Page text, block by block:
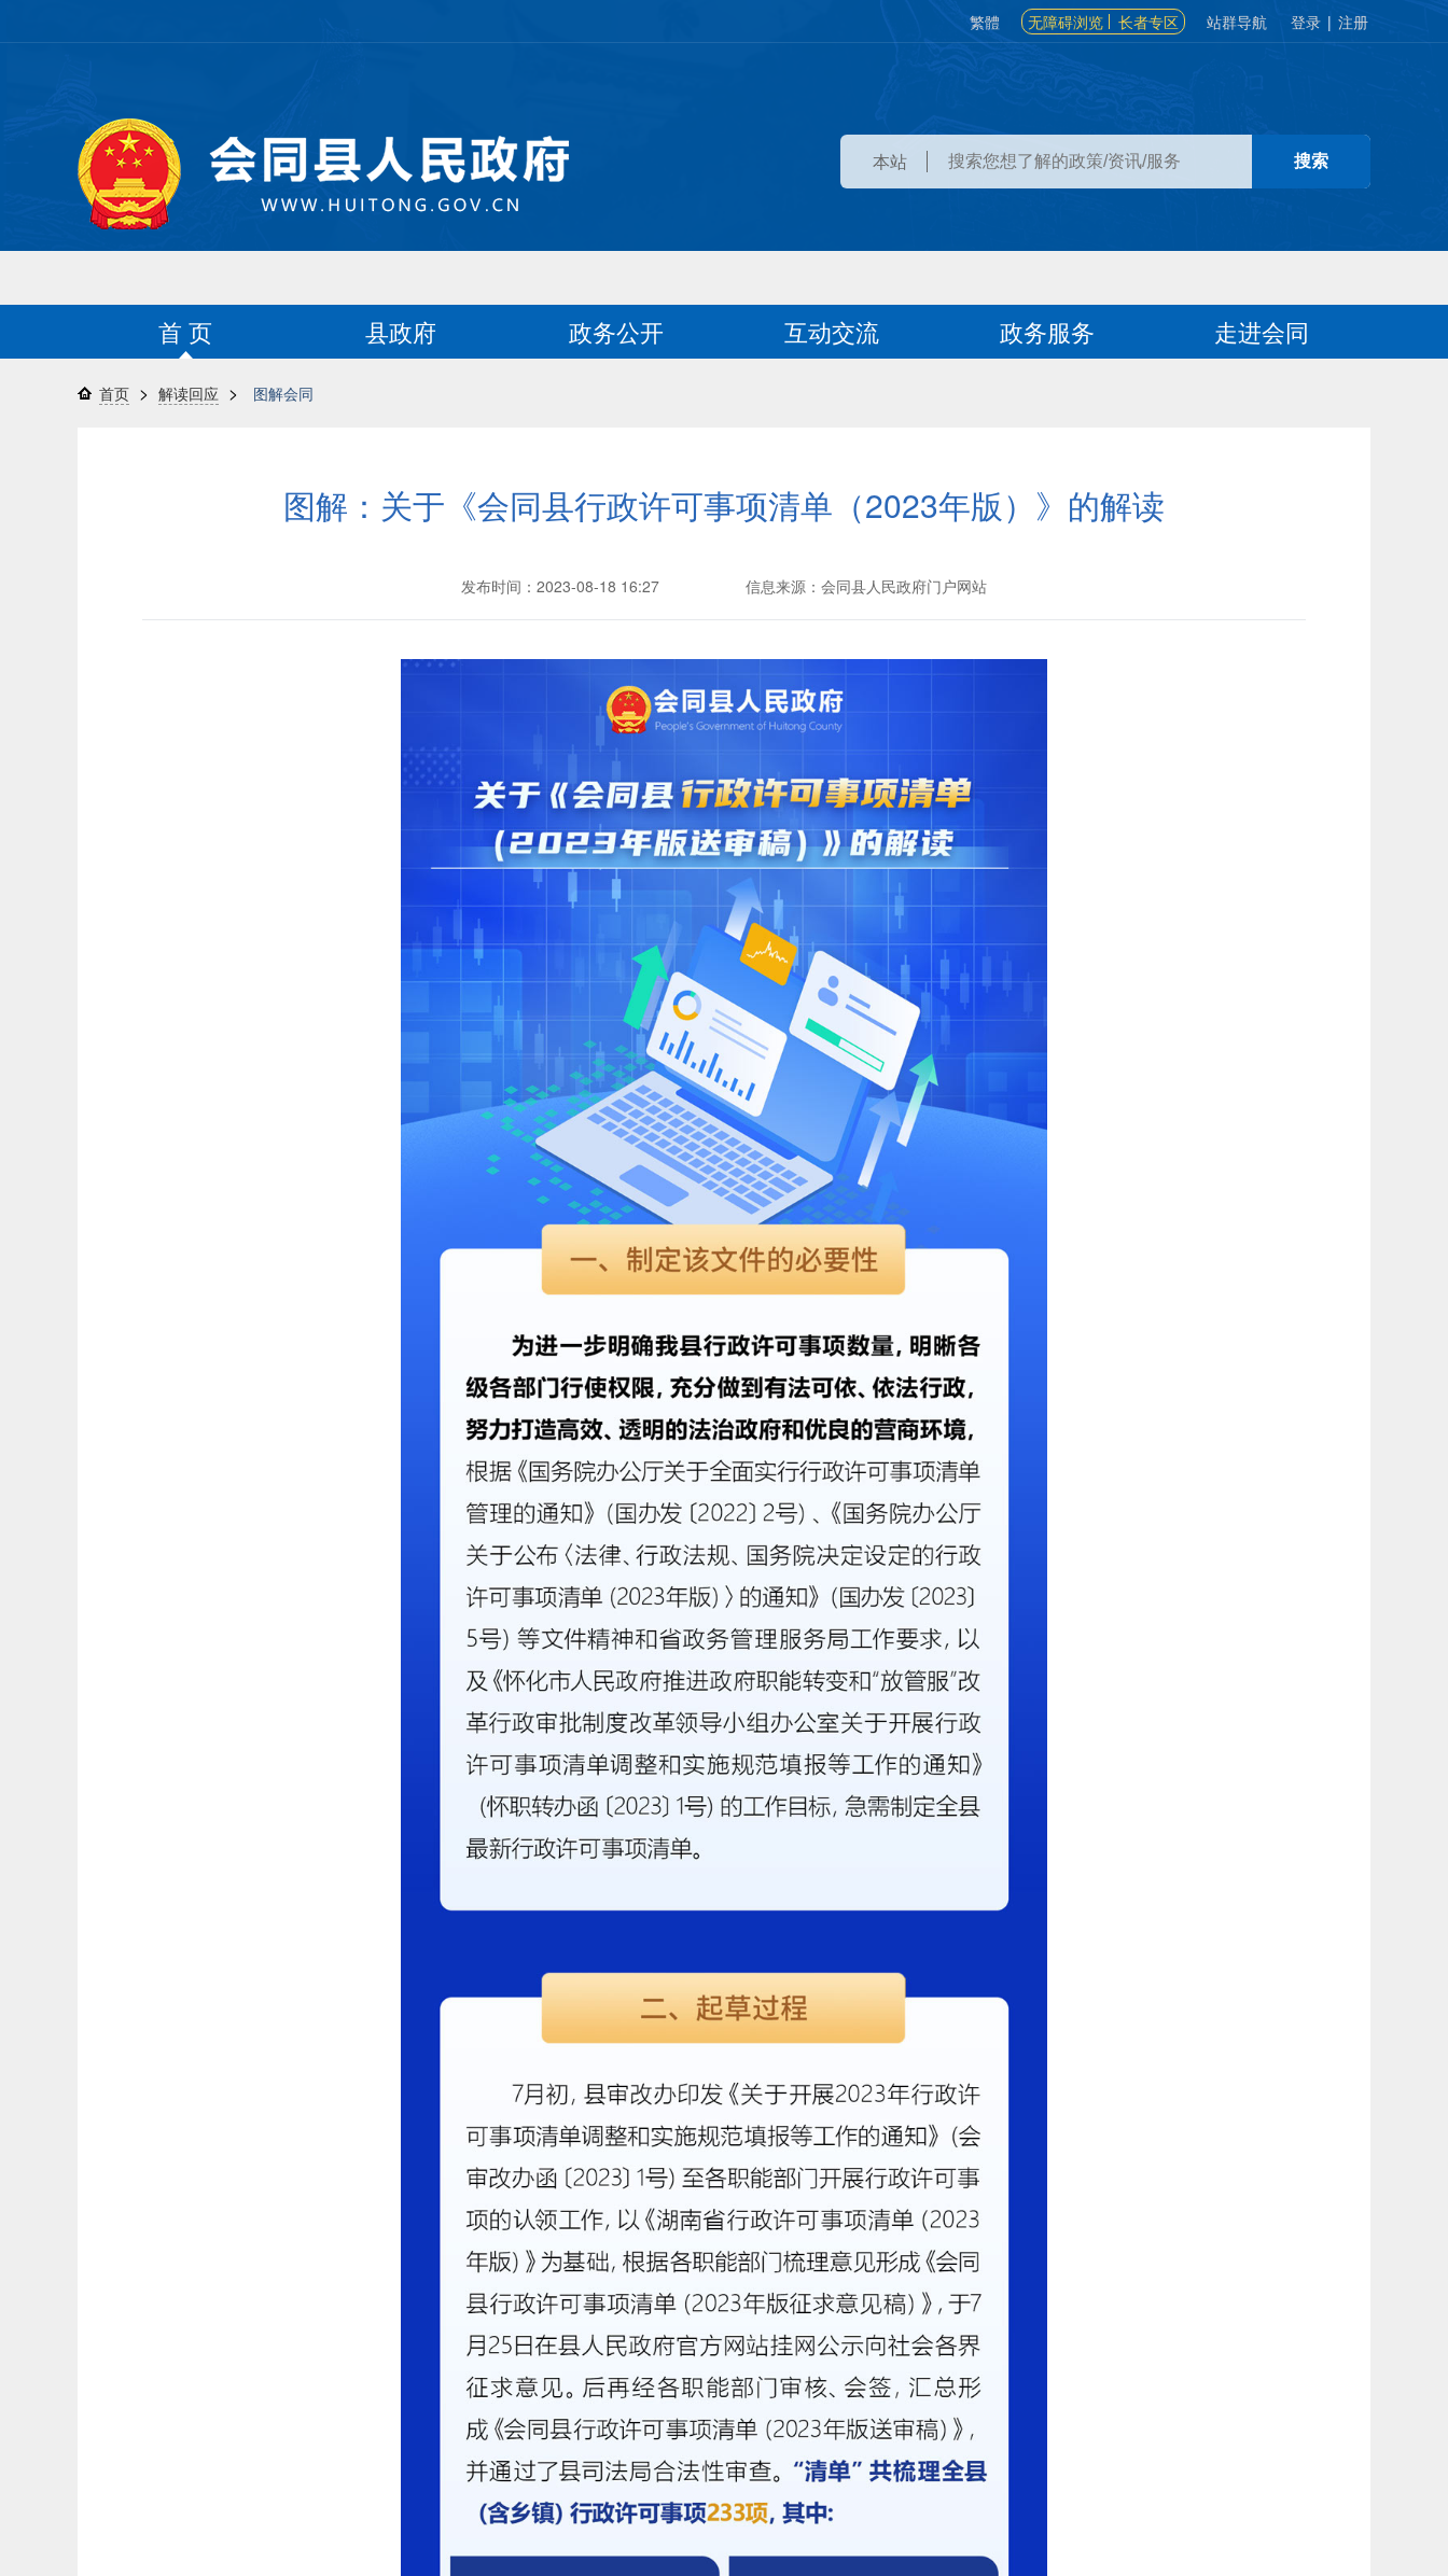
繁體 无障碍浏览 长者专区 站群导航 登录 | 注册
本站
首 页 县政府 政务公开 互动交流 政务服务 走进会同
首页 > 解读回应 > 图解会同
图解：关于《会同县行政许可事项清单（2023年版）》的解读
发布时间：2023-08-18 16:27 信息来源：会同县人民政府门户网站